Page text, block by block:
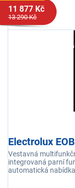
11 877 Kč
13 290 Kč
Electrolux
Vestavná
integrovaná parní
automatická